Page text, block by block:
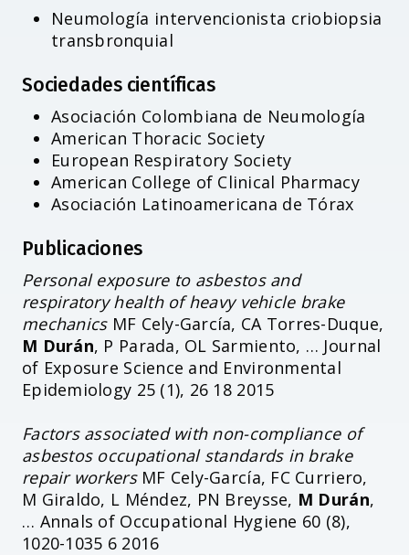
Neumología intervencionista criobiopsia
transbronquial
Sociedades científicas
Asociación Colombiana de Neumología
American Thoracic Society
European Respiratory Society
American College of Clinical Pharmacy
Asociación Latinoamericana de Tórax
Publicaciones
Personal exposure to asbestos and
respiratory health of heavy vehicle brake
mechanicsMF Cely-García, CA Torres-Duque,
M Durán, P Parada, OL Sarmiento, … Journal
of Exposure Science and Environmental
Epidemiology 25 (1), 26 18 2015
Factors associated with non-compliance of
asbestos occupational standards in brake
repair workersMF Cely-García, FC Curriero,
M Giraldo, L Méndez, PN Breysse, M Durán,
… Annals of Occupational Hygiene 60 (8),
1020-1035 6 2016